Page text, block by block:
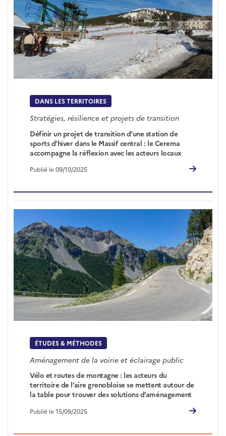
DANS LES TERRITOIRES
Stratégies, résilience et projets de transition
Définir un projet de transition d’une station de
sports d’hiver dans le Massif central : le Cerema
accompagne la réflexion avec les acteurs locaux
Publié le 09/10/2025
ÉTUDES & MÉTHODES
Aménagement de la voirie et éclairage public
Vélo et routes de montagne : les acteurs du
territoire de l’aire grenobloise se mettent autour de
la table pour trouver des solutions d’aménagement
Publié le 15/09/2025